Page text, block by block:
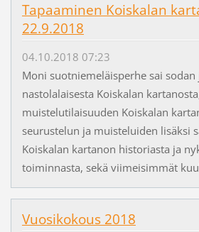
Tapaaminen Koiskalan
22.9.2018
04.10.2018 07:23
Moni suotniemeläisperhe sai sodan
nastolalaisesta Koiskalan
muistelutilaisuuden Koiskalan
seurustelun ja muisteluiden lisäksi
Koiskalan kartanon historiasta ja
toiminnasta, sekä viimeisimmät
Vuosikokous 2018